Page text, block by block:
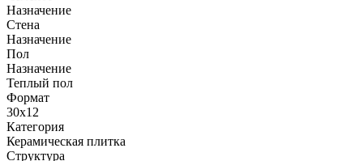
Назначение
Стена
Назначение
Пол
Назначение
Теплый пол
Формат
30x12
Категория
Керамическая плитка
Структура